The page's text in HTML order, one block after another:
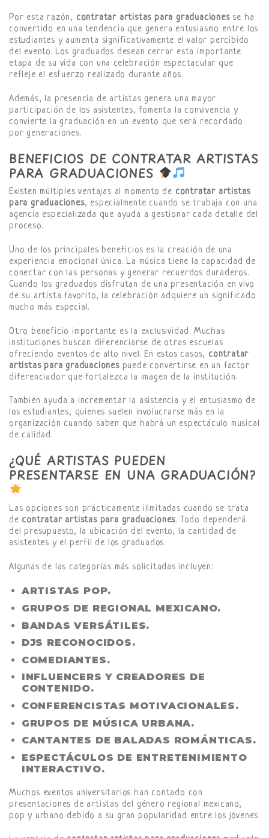
Por esta razón, contratar artistas para graduacionesse ha
convertido en una tendencia que genera entusiasmo entre los
estudiantes y aumenta significativamente el valor percibido
del evento. Los graduados desean cerrar esta importante
etapa de su vida con una celebración espectacular que
refleje el esfuerzo realizado durante años.
Además, la presencia de artistas genera una mayor
participación de los asistentes, fomenta la convivencia y
convierte la graduación en un evento que será recordado
por generaciones.
BENEFICIOS DE CONTRATAR ARTISTAS
PARA GRADUACIONES
Existen múltiples ventajas al momento de contratar artistas
para graduaciones, especialmente cuando se trabaja con una
agencia especializada que ayuda a gestionar cada detalle del
proceso.
Uno de los principales beneficios es la creación de una
experiencia emocional única. La música tiene la capacidad de
conectar con las personas y generar recuerdos duraderos.
Cuando los graduados disfrutan de una presentación en vivo
de su artista favorito, la celebración adquiere un significado
mucho más especial.
Otro beneficio importante es la exclusividad. Muchas
instituciones buscan diferenciarse de otras escuelas
ofreciendo eventos de alto nivel. En estos casos, contratar
artistas para graduacionespuede convertirse en un factor
diferenciador que fortalezca la imagen de la institución.
También ayuda a incrementar la asistencia y el entusiasmo de
los estudiantes, quienes suelen involucrarse más en la
organización cuando saben que habrá un espectáculo musical
de calidad.
¿QUÉ ARTISTAS PUEDEN
PRESENTARSE EN UNA GRADUACIÓN?
Las opciones son prácticamente ilimitadas cuando se trata
de contratar artistas para graduaciones. Todo dependerá
del presupuesto, la ubicación del evento, la cantidad de
asistentes y el perfil de los graduados.
Algunas de las categorías más solicitadas incluyen:
ARTISTAS POP.
GRUPOS DE REGIONAL MEXICANO.
BANDAS VERSÁTILES.
DJS RECONOCIDOS.
COMEDIANTES.
INFLUENCERS Y CREADORES DE
CONTENIDO.
CONFERENCISTAS MOTIVACIONALES.
GRUPOS DE MÚSICA URBANA.
CANTANTES DE BALADAS ROMÁNTICAS.
ESPECTÁCULOS DE ENTRETENIMIENTO
INTERACTIVO.
Muchos eventos universitarios han contado con
presentaciones de artistas del género regional mexicano,
pop y urbano debido a su gran popularidad entre los jóvenes.